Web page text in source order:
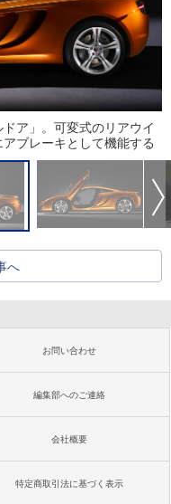
ア」。可変式のリアウイ
ブレーキとして機能する
へ
お問い合わせ
編集部へのご連絡
会社概要
特定商取引法に基づく表示